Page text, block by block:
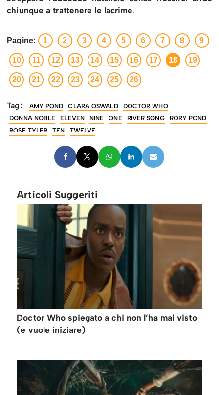
chiunque a trattenere le lacrime.
Pagine: 1 2 3 4 5 6 7 8 9
10 11 12 13 14 15 16 17 18 19
20 21 22 23 24 25 26
Tag: AMY POND CLARA OSWALD
DOCTOR WHO
DONNA NOBLE
ELEVEN NINE ONE RIVER SONG
RORY POND
ROSE TYLER
TEN TWELVE
Articoli Suggeriti
Doctor Who spiegato a chi non l’ha mai visto
(e vuole iniziare)